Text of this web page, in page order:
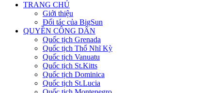
TRANG CHỦ
Giới thiệu
Đối tác của BigSun
QUYỀN CÔNG DÂN
Quốc tịch Grenada
Quốc tịch Thổ Nhĩ Kỳ
Quốc tịch Vanuatu
Quốc tịch St.Kitts
Quốc tịch Dominica
Quốc tịch St.Lucia